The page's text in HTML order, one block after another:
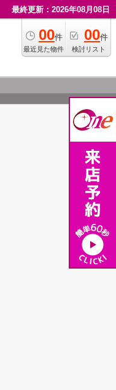
最終更新：2026年08月08日
00件
最近見た物件
00件
検討リスト